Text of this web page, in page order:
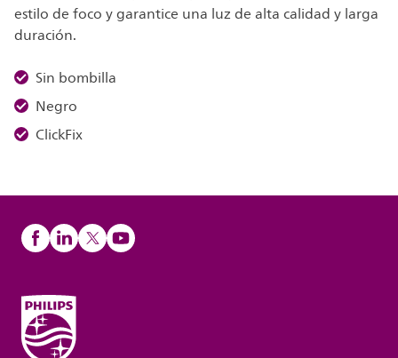
estilo de foco y garantice una luz de alta calidad y larga
duración.
Sin bombilla
Negro
ClickFix